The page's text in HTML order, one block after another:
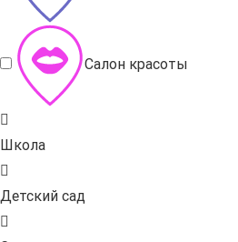
Салон красоты
Школа
Детский сад